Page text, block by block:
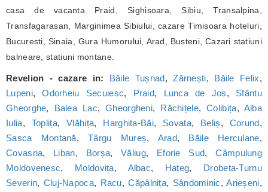
casa de vacanta Praid, Sighisoara, Sibiu, Transalpina,
Transfagarasan, Marginimea Sibiului, cazare Timisoara hoteluri,
Bucuresti, Sinaia, Gura Humorului, Arad, Busteni, Cazari statiuni
balneare, statiuni montane.
Revelion - cazare in: Băile Tușnad,Zărnești, Băile Felix,
Lupeni,Odorheiu Secuiesc, Praid, Lunca de Jos, Sfântu
Gheorghe, Balea Lac,Gheorgheni, Răchițele,Colibița, Alba
Iulia, Toplița,Vlăhița, Harghita-Băi, Sovata, Beliș, Corund,
Sasca Montană,Târgu Mureș, Arad, Băile Herculane,
Covasna, Liban, Borșa,Văliug, Eforie Sud,Câmpulung
Moldovenesc, Moldovița, Albac, Hațeg, Drobeta-Turnu
Severin, Cluj-Napoca, Racu,Căpâlnița, Sândominic,Arieșeni,